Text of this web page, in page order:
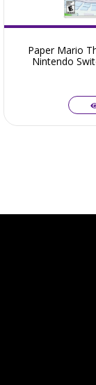
Paper Mario
Nintendo